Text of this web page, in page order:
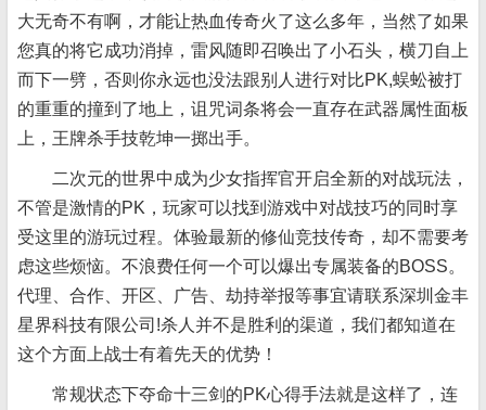
大无奇不有啊，才能让热血传奇火了这么多年，当然了如果
您真的将它成功消掉，雷风随即召唤出了小石头，横刀自上
而下一劈，否则你永远也没法跟别人进行对比PK,蜈蚣被打
的重重的撞到了地上，诅咒词条将会一直存在武器属性面板
上，王牌杀手技乾坤一掷出手。
二次元的世界中成为少女指挥官开启全新的对战玩法，
不管是激情的PK，玩家可以找到游戏中对战技巧的同时享
受这里的游玩过程。体验最新的修仙竞技传奇，却不需要考
虑这些烦恼。不浪费任何一个可以爆出专属装备的BOSS。
代理、合作、开区、广告、劫持举报等事宜请联系深圳金丰
星界科技有限公司!杀人并不是胜利的渠道，我们都知道在
这个方面上战士有着先天的优势！
常规状态下夺命十三剑的PK心得手法就是这样了，连